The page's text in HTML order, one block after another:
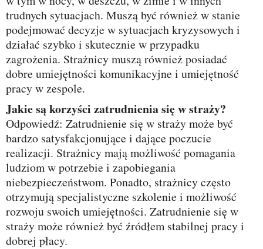
trudnych sytuacjach. Muszą być również w stanie
podejmować decyzje w sytuacjach kryzysowych i
działać szybko i skutecznie w przypadku
zagrożenia. Strażnicy muszą również posiadać
dobre umiejętności komunikacyjne i umiejętność
pracy w zespole.
Jakie są korzyści zatrudnienia się w straży?
Odpowiedź: Zatrudnienie się w straży może być
bardzo satysfakcjonujące i dające poczucie
realizacji. Strażnicy mają możliwość pomagania
ludziom w potrzebie i zapobiegania
niebezpieczeństwom. Ponadto, strażnicy często
otrzymują specjalistyczne szkolenie i możliwość
rozwoju swoich umiejętności. Zatrudnienie się w
straży może również być źródłem stabilnej pracy i
dobrej płacy.